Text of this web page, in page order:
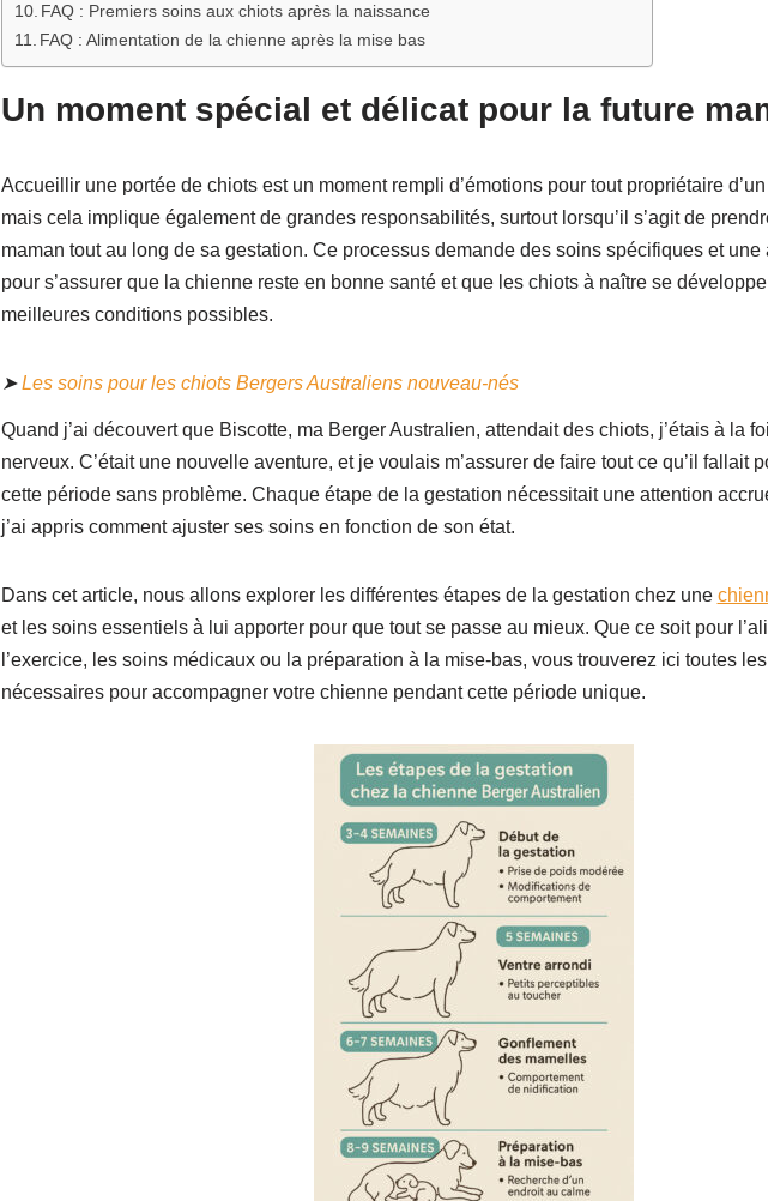
FAQ : Premiers soins aux chiots après la naissance
FAQ : Alimentation de la chienne après la mise bas
Un moment spécial et délicat pour la future
Accueillir une portée de chiots est un moment rempli d’émotions pour tout propriétaire
mais cela implique également de grandes responsabilités, surtout lorsqu’il s’agit de
maman tout au long de sa gestation. Ce processus demande des soins spécifiques et
pour s’assurer que la chienne reste en bonne santé et que les chiots à naître se
meilleures conditions possibles.
➤Les soins pour les chiots Bergers Australiens nouveau-nés
Quand j’ai découvert que Biscotte, ma Berger Australien, attendait des chiots, j’étais à la
nerveux. C’était une nouvelle aventure, et je voulais m’assurer de faire tout ce qu’il fallait
cette période sans problème. Chaque étape de la gestation nécessitait une attention
j’ai appris comment ajuster ses soins en fonction de son état.
Dans cet article, nous allons explorer les différentes étapes de la gestation chez une
et les soins essentiels à lui apporter pour que tout se passe au mieux. Que ce soit pour
l’exercice, les soins médicaux ou la préparation à la mise-bas, vous trouverez ici toutes
nécessaires pour accompagner votre chienne pendant cette période unique.